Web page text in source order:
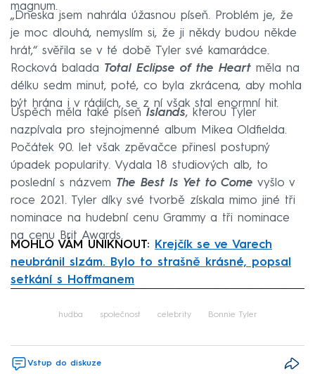
magnum.
„Dneska jsem nahrála úžasnou píseň. Problém je, že
je moc dlouhá, nemyslím si, že ji někdy budou někde
hrát,“ svěřila se v té době Tyler své kamarádce.
Rocková balada Total Eclipse of the Heart měla na
délku sedm minut, poté, co byla zkrácena, aby mohla
být hrána i v rádiích, se z ní však stal enormní hit.
Úspěch měla také píseň Islands, kterou Tyler
nazpívala pro stejnojmenné album Mikea Oldfielda.
Počátek 90. let však zpěvačce přinesl postupný
úpadek popularity. Vydala 18 studiových alb, to
poslední s názvem The Best Is Yet to Come vyšlo v
roce 2021. Tyler díky své tvorbě získala mimo jiné tři
nominace na hudební cenu Grammy a tři nominace
na cenu Brit Awards.
MOHLO VÁM UNIKNOUT: Krejčík se ve Varech
neubránil slzám. Bylo to strašně krásné, popsal
setkání s Hoffmanem
hudba společnost celebrity Bonnie Tyler
Vstup do diskuze